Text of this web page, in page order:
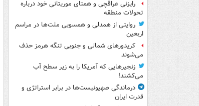
رایزنی عراقچی و همتای موریتانی خود درباره
تحولات منطقه
روایتی از همدلی و همسویی ملت‌ها در مراسم
اربعین
کریدورهای شمالی و جنوبی تنگه هرمز حذف
می‌شوند
زنجیرهایی که آمریکا را به زیر سطح آب
می‌کشند!
درماندگی صهیونیست‌ها در برابر استراتژی و
قدرت ایران